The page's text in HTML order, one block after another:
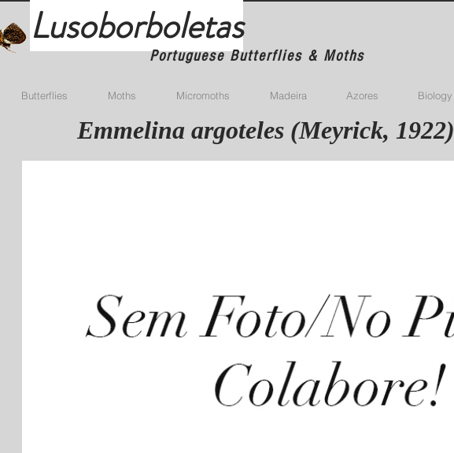
Lusoborboletas
Portuguese Butterflies & Moths
Butterflies Moths Micromoths Madeira Azores Biology
Emmelina argoteles (Meyrick, 1922)